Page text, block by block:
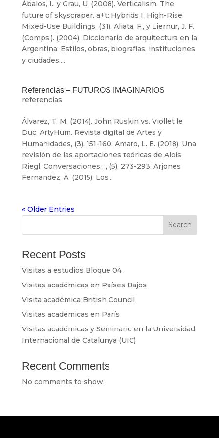
Ábalos, I., y Grau, U. (2008). Verticalism. The
future of skyscraper. a+t: Hybrids I. High-Rise
Mixed-Use Buildings, (31). Aliata, F., y Liernur, J. F.
(Comps.). (2004). Diccionario de arquitectura en la
Argentina: Estilos, obras, biografías, instituciones
y ciudades....
Referencias – FUTUROS IMAGINARIOS
referencias
Álvarez, T. M. (2014). John Ruskin vs. Viollet le
Duc. ArtyHum. Revista digital de Artes y
Humanidades, (3), 151-160. Amaro, L. E. (2018). Una
revisión de las aportaciones teóricas de Alois
Riegl. Conversaciones…, (5), 273-293. Arjones
Fernández, A. (2015). Los...
« Older Entries
Search
Recent Posts
Visitas a estudios Bloque 04
Visitas académicas en Países Bajos
Visita académica British Council
Visitas académicas en París
Visitas académicas y Seminario en la Universidad
Internacional de Catalunya (UIC)
Recent Comments
No comments to show.